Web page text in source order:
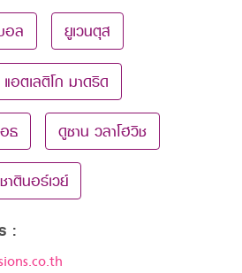
อล ยูเวนตุส
แอตเลติโก มาดริด
ธ ดูซาน วลาโฮวิช
าตินอร์เวย์
: